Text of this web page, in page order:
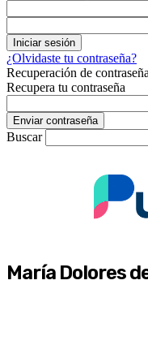
¿Olvidaste tu contraseña?
Recuperación de contraseña
Recupera tu contraseña
Buscar
María Dolores